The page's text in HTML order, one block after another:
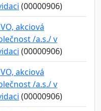
(00000906)
akciová
/a.s./ v
(00000906)
akciová
/a.s./ v
(00000906)